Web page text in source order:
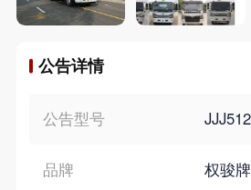
汽配产品电子目录
微信群智能客服
个性化私人定制
公告详情
公告型号
品牌 权骏牌